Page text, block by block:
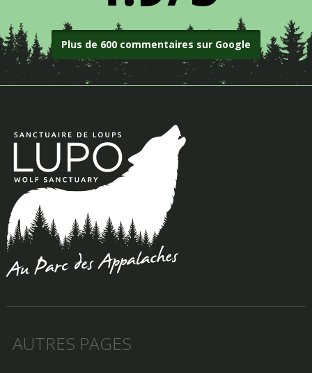
Plus de 600 commentaires sur Google
AUTRES PAGES